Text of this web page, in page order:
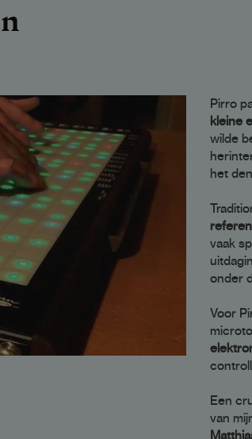
Pirro
kleine
wilde
het
vaak
onder
Voor
Een
van